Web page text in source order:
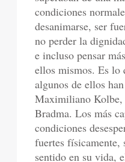
condiciones
desanimarse, ser
no perder la
e incluso pensar
ellos mismos. Es lo
algunos de ellos
Maximiliano
Bradma. Los más
condiciones
fuertes físicamente,
sentido en su vida,